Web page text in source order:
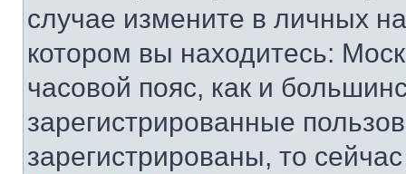
случае измените в личных
котором вы находитесь:
часовой пояс, как и
зарегистрированные
зарегистрированы, то